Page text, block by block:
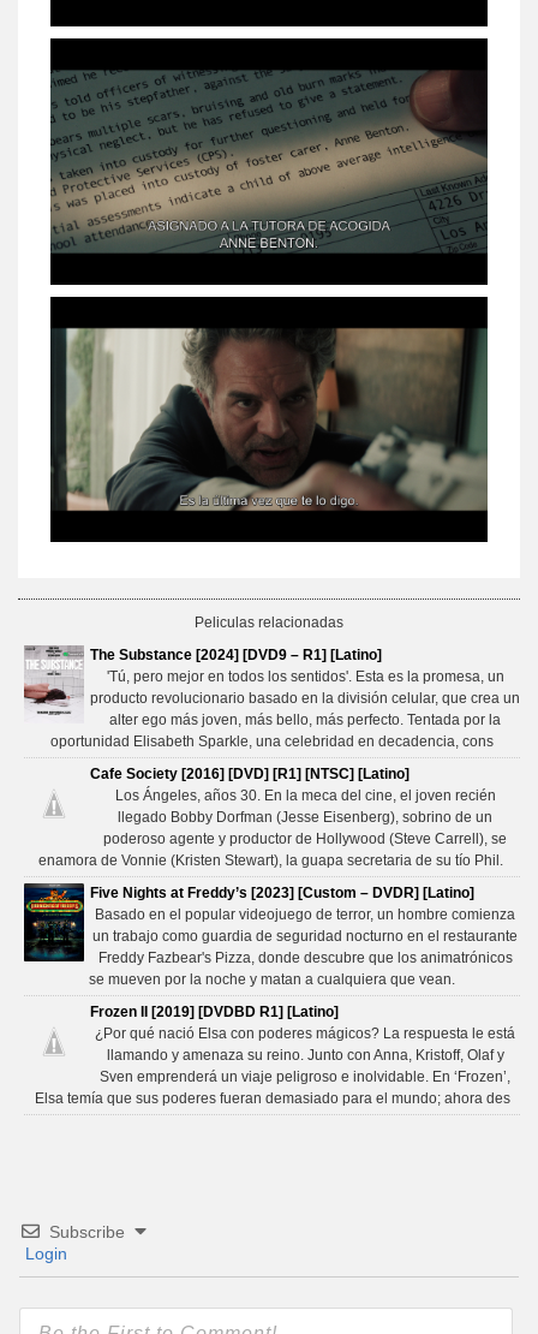
Peliculas relacionadas
The Substance [2024] [DVD9 – R1] [Latino]
'Tú, pero mejor en todos los sentidos'. Esta es la promesa, un
producto revolucionario basado en la división celular, que crea un
alter ego más joven, más bello, más perfecto. Tentada por la
oportunidad Elisabeth Sparkle, una celebridad en decadencia, cons
Cafe Society [2016] [DVD] [R1] [NTSC] [Latino]
Los Ángeles, años 30. En la meca del cine, el joven recién
llegado Bobby Dorfman (Jesse Eisenberg), sobrino de un
poderoso agente y productor de Hollywood (Steve Carrell), se
enamora de Vonnie (Kristen Stewart), la guapa secretaria de su tío Phil.
Five Nights at Freddy’s [2023] [Custom – DVDR] [Latino]
Basado en el popular videojuego de terror, un hombre comienza
un trabajo como guardia de seguridad nocturno en el restaurante
Freddy Fazbear's Pizza, donde descubre que los animatrónicos
se mueven por la noche y matan a cualquiera que vean.
Frozen II [2019] [DVDBD R1] [Latino]
¿Por qué nació Elsa con poderes mágicos? La respuesta le está
llamando y amenaza su reino. Junto con Anna, Kristoff, Olaf y
Sven emprenderá un viaje peligroso e inolvidable. En ‘Frozen’,
Elsa temía que sus poderes fueran demasiado para el mundo; ahora des
Subscribe
Login